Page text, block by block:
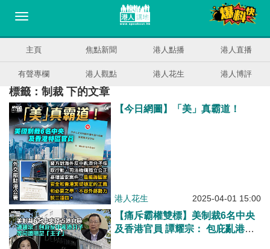
主頁 焦點新聞 港人點播 港人直播
有聲專欄 港人觀點 港人花生 港人博評
標籤：制裁 下的文章
【今日網圖】「美」真霸道！
港人花生 2025-04-01 15:00
【痛斥霸權雙標】美制裁6名中央
及香港官員 譚耀宗： 包庇亂港分